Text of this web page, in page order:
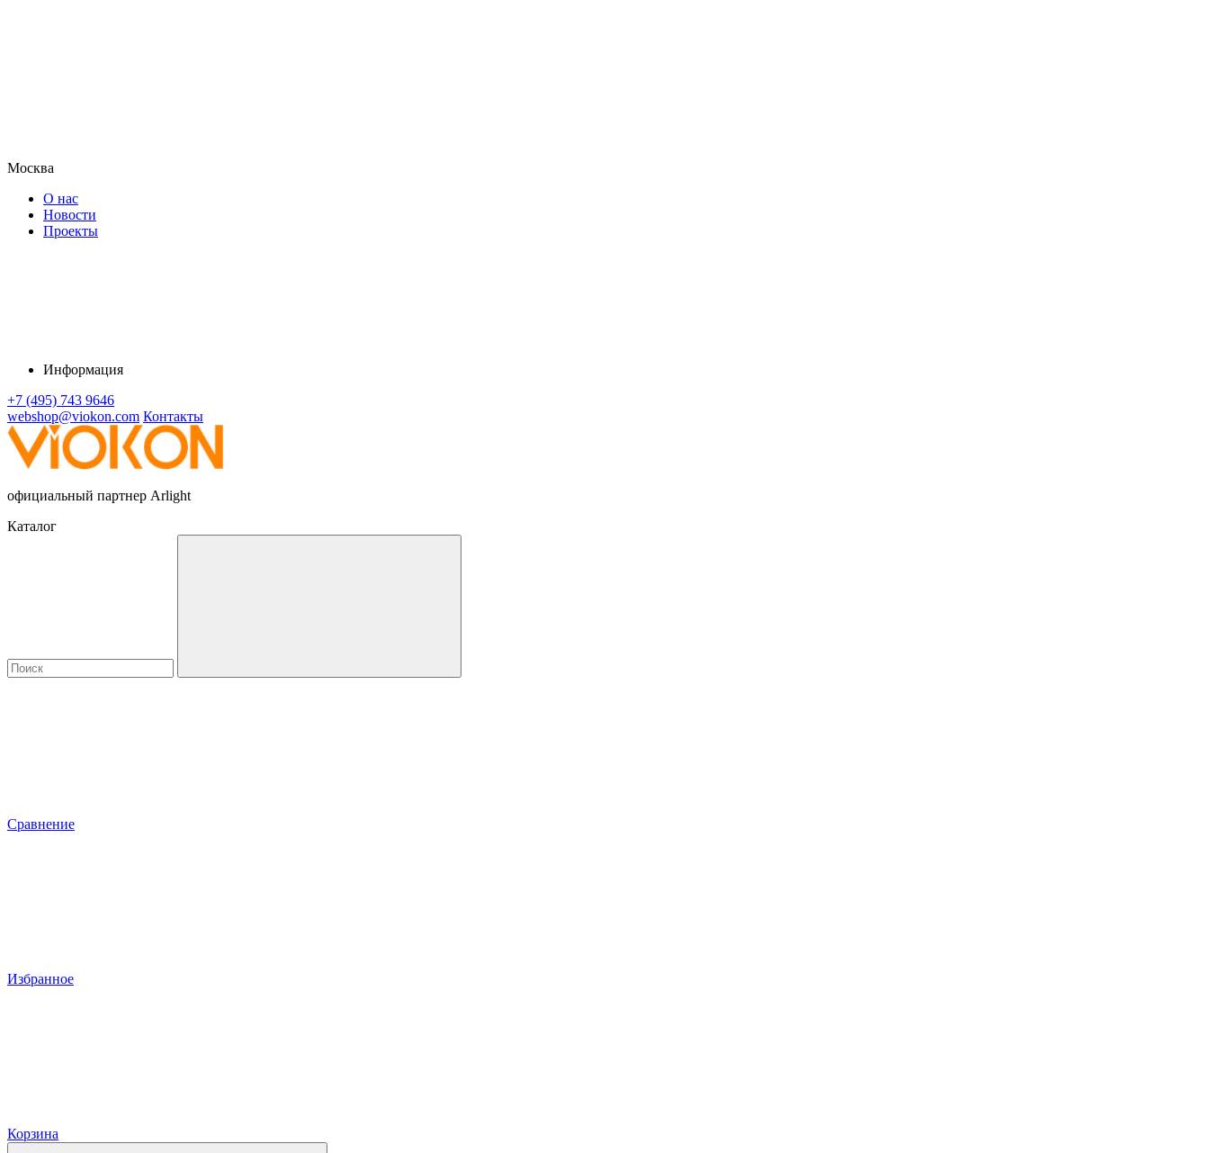
Москва
О нас
Новости
Проекты
Информация
+7 (495) 743 9646
webshop@viokon.com Контакты
официальный партнер Arlight
Каталог
Сравнение
Избранное
Корзина